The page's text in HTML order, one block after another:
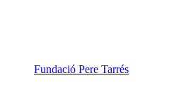
Fundació Pere Tarrés